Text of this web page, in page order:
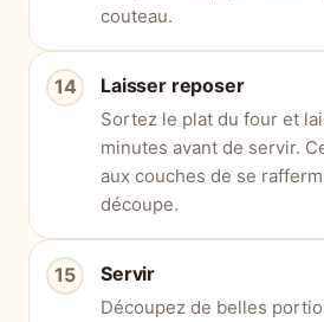
couteau.
Laisser reposer
Sortez le plat du four et
minutes avant de servir.
aux couches de se
découpe.
Servir
Découpez de belles